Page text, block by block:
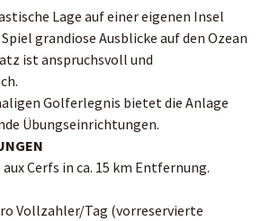
Lage auf einer eigenen Insel
grandiose Ausblicke auf den Ozean
ist anspruchsvoll und
Golferlegnis bietet die Anlage
Übungseinrichtungen.
Cerfs in ca. 15 km Entfernung.
Vollzahler/Tag (vorreservierte